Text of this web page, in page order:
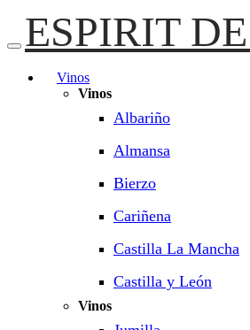
ESPIRIT
Vinos
Vinos
Albariño
Almansa
Bierzo
Cariñena
Castilla La Mancha
Castilla y León
Vinos